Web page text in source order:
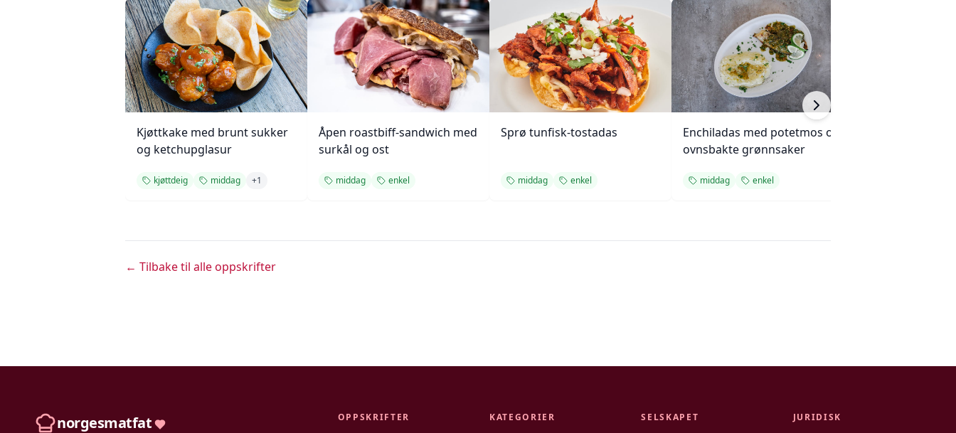
Kjøttkake med brunt sukker
og ketchupglasur
kjøttdeig middag +1
Åpen roastbiff-sandwich med
surkål og ost
middag enkel
Sprø tunfisk-tostadas
middag enkel
Enchiladas med potetmos og
ovnsbakte grønnsaker
middag enkel
← Tilbake til alle oppskrifter
norgesmatfat OPPSKRIFTER KATEGORIER SELSKAPET JURIDISK